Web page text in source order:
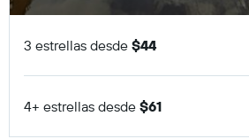
3 estrellas desde $44
4+ estrellas desde $61